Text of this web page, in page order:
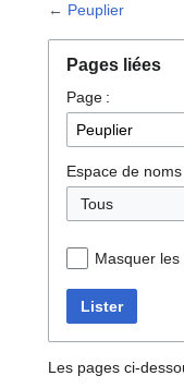
← Peuplier
Pages liées
Page :
Espace de noms
Tous
Masquer les
Lister
Les pages ci-